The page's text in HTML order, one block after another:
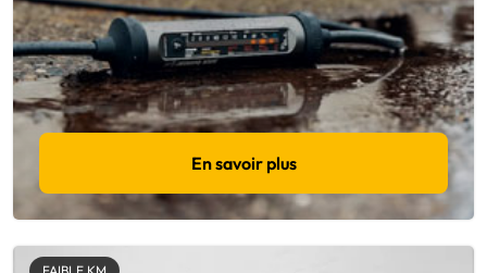
En savoir plus